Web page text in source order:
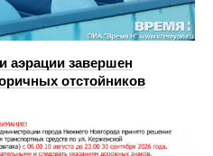
аэрации завершен
отстойников